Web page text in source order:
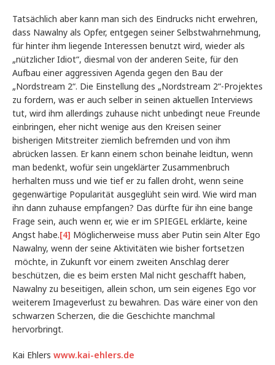
Tatsächlich aber kann man sich des Eindrucks nicht erwehren,
dass Nawalny als Opfer, entgegen seiner Selbstwahrnehmung,
für hinter ihm liegende Interessen benutzt wird, wieder als
„nützlicher Idiot“, diesmal von der anderen Seite, für den
Aufbau einer aggressiven Agenda gegen den Bau der
„Nordstream 2“. Die Einstellung des „Nordstream 2“-Projektes
zu fordern, was er auch selber in seinen aktuellen Interviews
tut, wird ihm allerdings zuhause nicht unbedingt neue Freunde
einbringen, eher nicht wenige aus den Kreisen seiner
bisherigen Mitstreiter ziemlich befremden und von ihm
abrücken lassen. Er kann einem schon beinahe leidtun, wenn
man bedenkt, wofür sein ungeklärter Zusammenbruch
herhalten muss und wie tief er zu fallen droht, wenn seine
gegenwärtige Popularität ausgeglüht sein wird. Wie wird man
ihn dann zuhause empfangen? Das dürfte für ihn eine bange
Frage sein, auch wenn er, wie er im SPIEGEL erklärte, keine
Angst habe.[4] Möglicherweise muss aber Putin sein Alter Ego
Nawalny, wenn der seine Aktivitäten wie bisher fortsetzen
möchte, in Zukunft vor einem zweiten Anschlag derer
beschützen, die es beim ersten Mal nicht geschafft haben,
Nawalny zu beseitigen, allein schon, um sein eigenes Ego vor
weiterem Imageverlust zu bewahren. Das wäre einer von den
schwarzen Scherzen, die die Geschichte manchmal
hervorbringt.
Kai Ehlers www.kai-ehlers.de